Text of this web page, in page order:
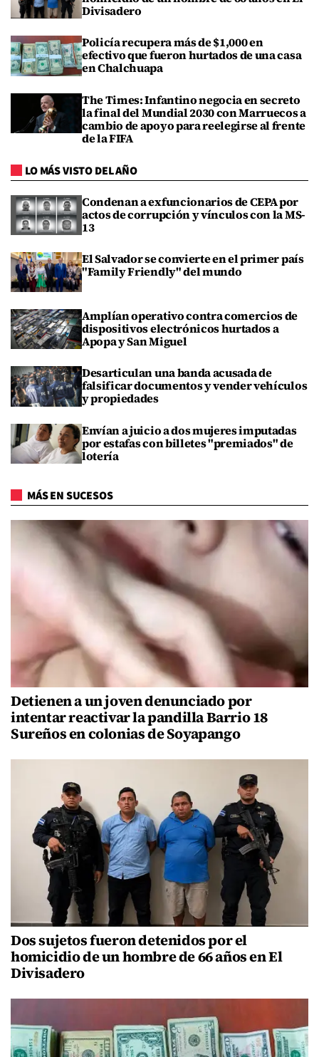
Divisadero
Policía recupera más de $1,000 en
efectivo que fueron hurtados de una casa
en Chalchuapa
The Times: Infantino negocia en secreto
la final del Mundial 2030 con Marruecos a
cambio de apoyo para reelegirse al frente
de la FIFA
LO MÁS VISTO DEL AÑO
Condenan a exfuncionarios de CEPA por
actos de corrupción y vínculos con la MS-
13
El Salvador se convierte en el primer país
"Family Friendly" del mundo
Amplían operativo contra comercios de
dispositivos electrónicos hurtados a
Apopa y San Miguel
Desarticulan una banda acusada de
falsificar documentos y vender vehículos
y propiedades
Envían a juicio a dos mujeres imputadas
por estafas con billetes "premiados" de
lotería
MÁS EN SUCESOS
Detienen a un joven denunciado por
intentar reactivar la pandilla Barrio 18
Sureños en colonias de Soyapango
Dos sujetos fueron detenidos por el
homicidio de un hombre de 66 años en El
Divisadero